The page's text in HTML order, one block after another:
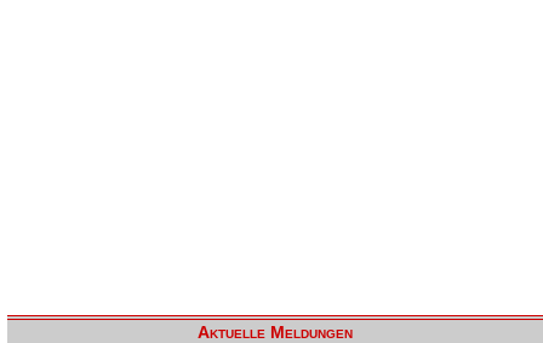
Aktuelle Meldungen